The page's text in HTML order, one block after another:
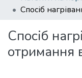
Спосіб
отримання